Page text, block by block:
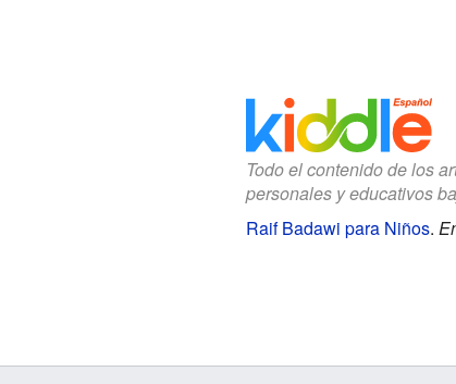
Todo el contenido de los
personales y educativos
Raif Badawi para Niños.